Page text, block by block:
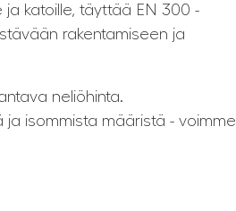
ja katoille, täyttää EN 300 -
rakentamiseen ja
neliöhinta.
ja isommista määristä - voimme